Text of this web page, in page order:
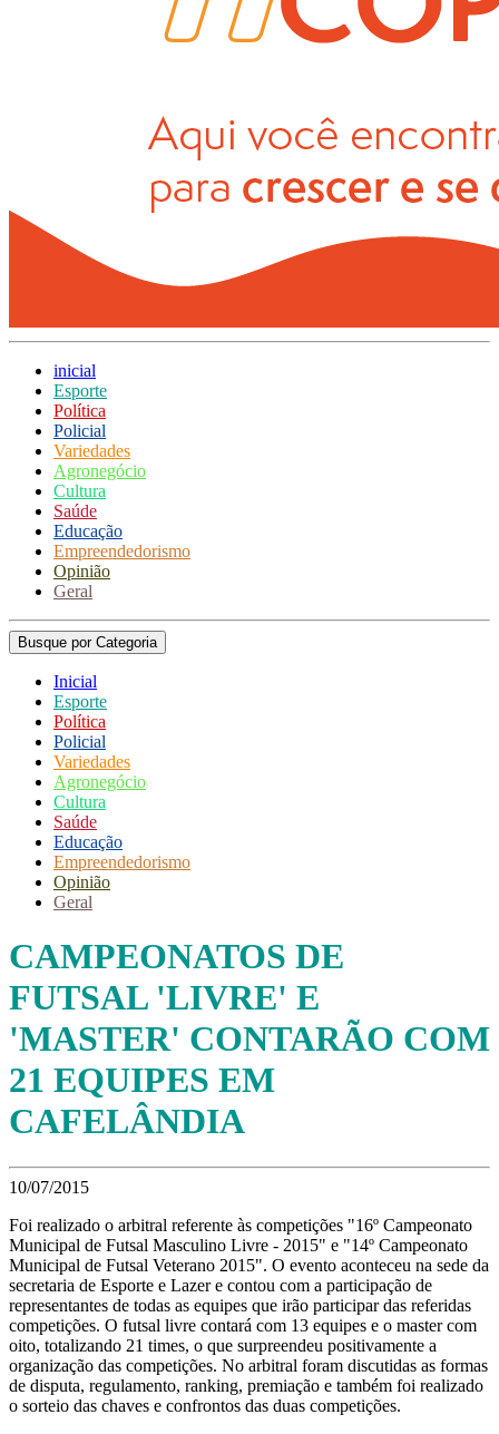
inicial
Esporte
Política
Policial
Variedades
Agronegócio
Cultura
Saúde
Educação
Empreendedorismo
Opinião
Geral
Busque por Categoria
Inicial
Esporte
Política
Policial
Variedades
Agronegócio
Cultura
Saúde
Educação
Empreendedorismo
Opinião
Geral
CAMPEONATOS DE
FUTSAL 'LIVRE' E
'MASTER' CONTARÃO COM
21 EQUIPES EM
CAFELÂNDIA
10/07/2015
Foi realizado o arbitral referente às competições "16º Campeonato
Municipal de Futsal Masculino Livre - 2015" e "14º Campeonato
Municipal de Futsal Veterano 2015". O evento aconteceu na sede da
secretaria de Esporte e Lazer e contou com a participação de
representantes de todas as equipes que irão participar das referidas
competições. O futsal livre contará com 13 equipes e o master com
oito, totalizando 21 times, o que surpreendeu positivamente a
organização das competições. No arbitral foram discutidas as formas
de disputa, regulamento, ranking, premiação e também foi realizado
o sorteio das chaves e confrontos das duas competições.